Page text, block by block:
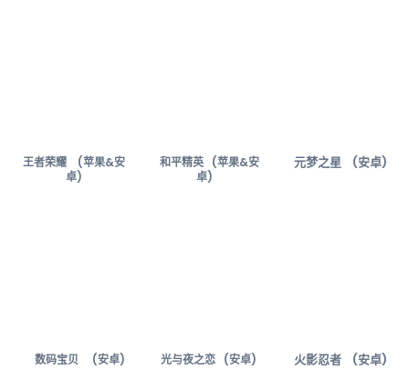
王者荣耀 (苹果&安
卓)
和平精英 (苹果&安
卓)
元梦之星 (安卓)
数码宝贝 (安卓) 光与夜之恋 (安卓) 火影忍者 (安卓)